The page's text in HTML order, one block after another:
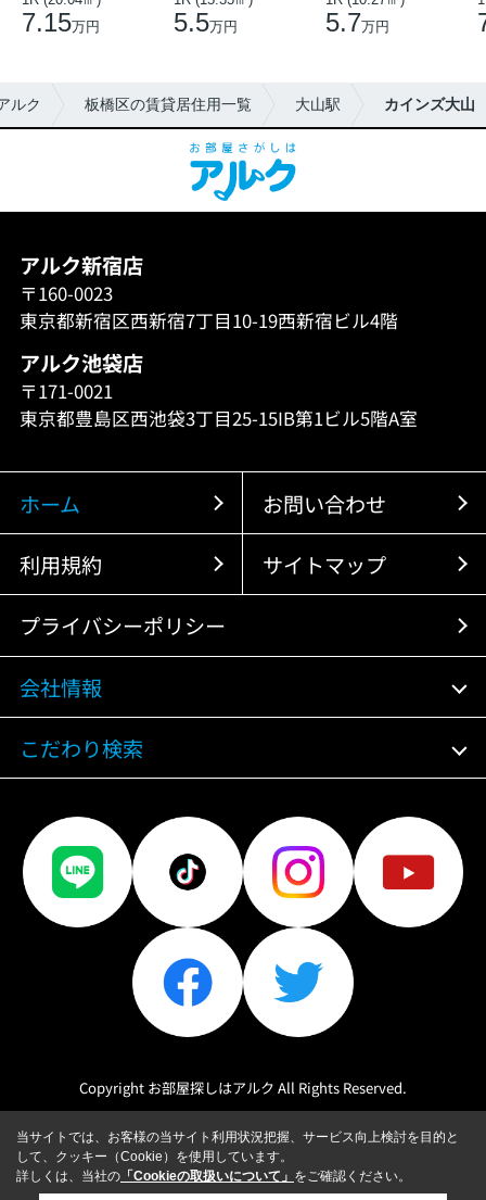
7.15万円 5.5万円 5.7万円
ルク 板橋区の賃貸居住用一覧 大山駅 カインズ大山
アルク新宿店
〒160-0023
東京都新宿区西新宿7丁目10-19西新宿ビル4階
アルク池袋店
〒171-0021
東京都豊島区西池袋3丁目25-15IB第1ビル5階A室
ホーム お問い合わせ
利用規約 サイトマップ
プライバシーポリシー
会社情報
こだわり検索
Copyright お部屋探しはアルク All Rights Reserved.
当サイトでは、お客様の当サイト利用状況把握、サービス向上検討を目的と
して、クッキー（Cookie）を使用しています。
詳しくは、当社の 「Cookieの取扱いについて」 をご確認ください。